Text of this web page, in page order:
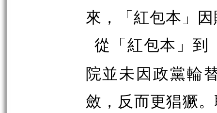
來，「紅包本」
從「紅包本」到
院並未因政黨輪
斂，反而更猖獗